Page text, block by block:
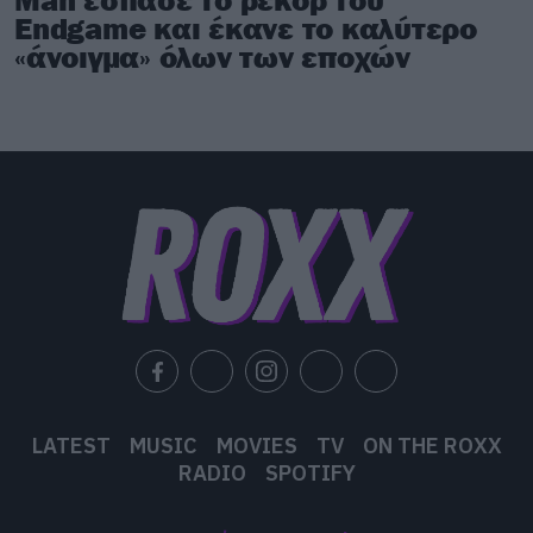
03.When The Night Falls
01.Slave To The Dark
Iced Earth
Endgame και έκανε το καλύτερο
«άνοιγμα» όλων των εποχών
LATEST MUSIC MOVIES TV
ON THE ROXX
RADIO
SPOTIFY